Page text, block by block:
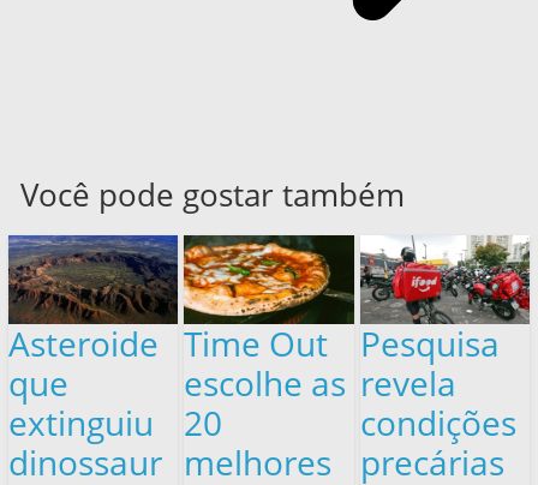
Você pode gostar também
Asteroide
que
extinguiu
dinossaur
Time Out
escolhe as
20
melhores
Pesquisa
revela
condições
precárias